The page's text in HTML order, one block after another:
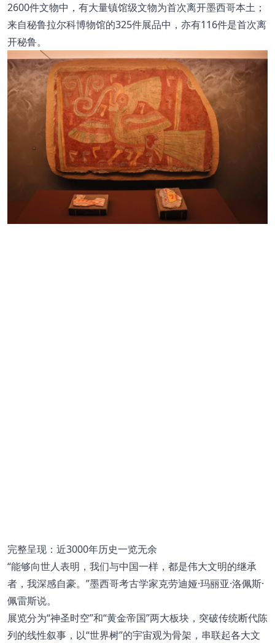
2600件文物中，有大量镇馆级文物为首次离开墨西哥本土；
来自秘鲁拉尔科博物馆的325件展品中，亦有116件是首次离
开秘鲁。
完整呈现：近3000年历史一览无余
“能够向世人表明，我们与中国一样，都是伟大文明的继承
者，我深感自豪。”墨西哥考古学家克劳迪娅·玛丽亚·洛佩斯·
佩雷斯说。
展览分为“神圣时空”和“黄金帝国”两大板块，突破传统断代陈
列的线性叙事，以“世界树”的宇宙观为骨架，串联起各大文